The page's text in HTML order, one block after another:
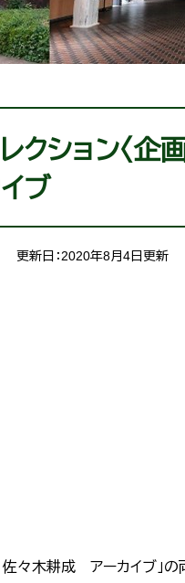
クション〈企
ブ
更新日：2020年8月4日更新
々木耕成 アーカイブ」の